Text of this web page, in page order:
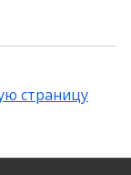
страницу